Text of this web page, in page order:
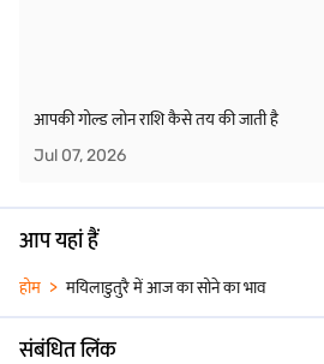
आपकी गोल्ड लोन राशि कैसे तय की जाती है
Jul 07, 2026
आप यहां हैं
होम मयिलाडुतुरै में आज का सोने का भाव
संबंधित लिंक